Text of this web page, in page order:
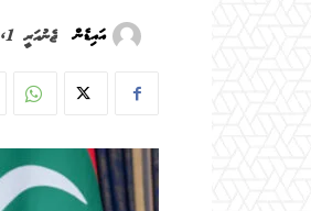
އައިޑެން ޖެނުއަރީ 1, 2026